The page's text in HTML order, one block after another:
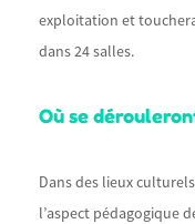
exploitation et
dans 24 salles.
Où se
Dans des lieux
l’aspect pédagogique